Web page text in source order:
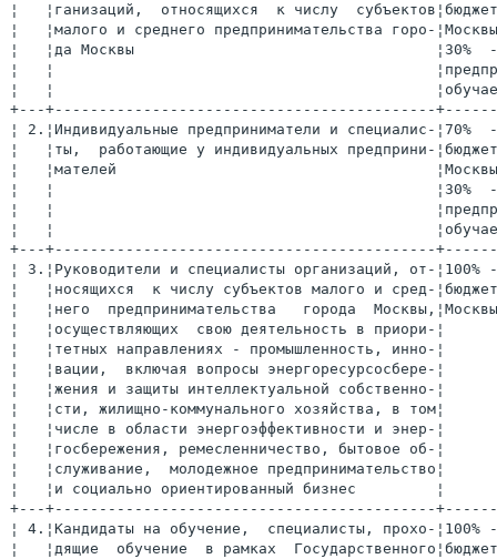
¦   ¦ганизаций,  относящихся  к числу
¦   ¦малого и среднего предпринимательства горо-
¦   ¦да Москвы                                  ¦30%  -
¦   ¦
¦   ¦
+---+-------------------------------------------
¦ 2.¦Индивидуальные предприниматели и специалис-¦70%
¦   ¦ты,  работающие у индивидуальных предприни-
¦   ¦мателей
¦   ¦                                           ¦30%  -
¦   ¦
¦   ¦
+---+-------------------------------------------
¦ 3.¦Руководители и специалисты организаций, от-¦100%
¦   ¦носящихся  к числу субъектов малого и сред-
¦   ¦него  предпринимательства   города
¦   ¦осуществляющих  свою деятельность в приори-
¦   ¦тетных направлениях - промышленность, инно-
¦   ¦вации,  включая вопросы энергоресурсосбере-
¦   ¦жения и защиты интеллектуальной собственно-
¦   ¦сти, жилищно-коммунального хозяйства, в
¦   ¦числе в области энергоэффективности и энер-
¦   ¦госбережения, ремесленничество, бытовое об-
¦   ¦служивание,  молодежное
¦   ¦и социально ориентированный бизнес         ¦
+---+-------------------------------------------
¦ 4.¦Кандидаты на обучение,  специалисты, прохо-¦100%
¦   ¦дящие  обучение  в рамках